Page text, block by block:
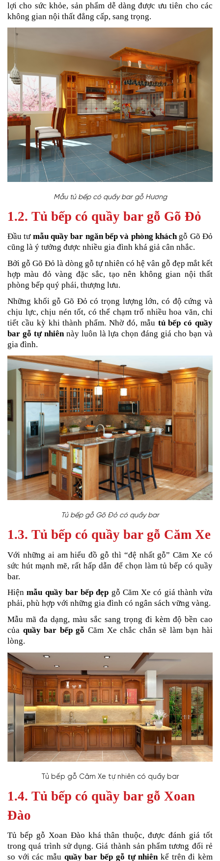
lợi cho sức khỏe, sản phẩm dễ dàng được ưu tiên cho các
không gian nội thất đẳng cấp, sang trọng.
Mẫu tủ bếp có quầy bar gỗ Hương
1.2. Tủ bếp có quầy bar gỗ Gõ Đỏ
Đầu tư mẫu quầy bar ngăn bếp và phòng khách gỗ Gõ Đỏ
cũng là ý tưởng được nhiều gia đình khá giả cân nhắc.
Bởi gỗ Gõ Đỏ là dòng gỗ tự nhiên có hệ vân gỗ đẹp mắt kết
hợp màu đỏ vàng đặc sắc, tạo nên không gian nội thất
phòng bếp quý phái, thượng lưu.
Những khối gỗ Gõ Đỏ có trọng lượng lớn, có độ cứng và
chịu lực, chịu nén tốt, có thể chạm trổ nhiều hoa văn, chi
tiết cầu kỳ khi thành phẩm. Nhờ đó, mẫu tủ bếp có quầy
bar gỗ tự nhiên này luôn là lựa chọn đáng giá cho bạn và
gia đình.
Tủ bếp gỗ Gõ Đỏ có quầy bar
1.3. Tủ bếp có quầy bar gỗ Căm Xe
Với những ai am hiểu đồ gỗ thì “đệ nhất gỗ” Căm Xe có
sức hút mạnh mẽ, rất hấp dẫn để chọn làm tủ bếp có quầy
bar.
Hiệnmẫu quầy bar bếp đẹp gỗ Căm Xe có giá thành vừa
phải, phù hợp với những gia đình có ngân sách vững vàng.
Mẫu mã đa dạng, màu sắc sang trọng đi kèm độ bền cao
của quầy bar bếp gỗ Căm Xe chắc chắn sẽ làm bạn hài
lòng.
Tủ bếp gỗ Căm Xe tự nhiên có quầy bar
1.4. Tủ bếp có quầy bar gỗ Xoan
Đào
Tủ bếp gỗ Xoan Đào khá thân thuộc, được đánh giá tốt
trong quá trình sử dụng. Giá thành sản phẩm tương đối rẻ
so với các mẫu quầy bar bếp gỗ tự nhiênkể trên đi kèm